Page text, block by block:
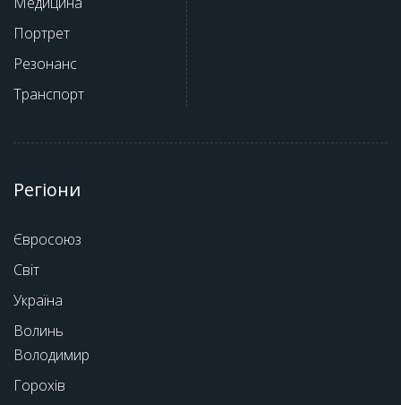
Портрет
Резонанс
Транспорт
Регіони
Євросоюз
Світ
Україна
Волинь
Володимир
Горохів